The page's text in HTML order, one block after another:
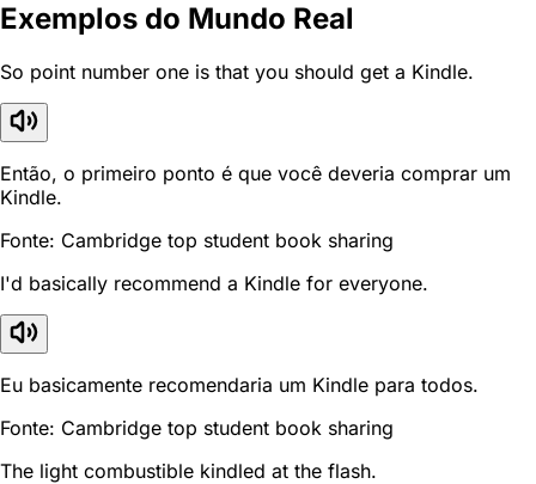
Exemplos do Mundo Real
So point number one is that you should get a Kindle.
Então, o primeiro ponto é que você deveria comprar um
Kindle.
Fonte: Cambridge top student book sharing
I'd basically recommend a Kindle for everyone.
Eu basicamente recomendaria um Kindle para todos.
Fonte: Cambridge top student book sharing
The light combustible kindled at the flash.